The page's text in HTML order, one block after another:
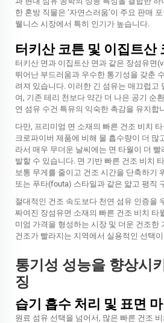
한 혼방 직물은 ‘자연스러움’이 주요 판매
웰니스 시장에서 특히 인기가 높습니다.
터키산 코튼 및 이집트산
터키산 면과 이집트산 면과 같은 장섬유면
뛰어난 부드러움과 우수한 통기성을 갖춘
려져 있습니다. 이러한 긴 섬유는 매끄럽고
여, 기존 테리 천보다 약간 더 나은 공기 순
연 섬유 수건 특유의 익숙한 촉감을 유지합
다만, 프리미엄 면 소재의 빠른 건조 비치
크로파이버 제품에 비해 물 흡수량이 더 많
라서 매우 무더운 날씨에는 면 타월이 더
발할 수 있습니다. 면 기반 빠른 건조 비치
보통 무게를 줄이고 건조 시간을 단축하기
또는 푸타(fouta) 스타일과 같은 얇고 평직
절대적인 건조 속도보다 천연 섬유 인증을
짜여진 장섬유면 소재의 빠른 건조 비치 타
미엄 가격을 형성하는 시장 및 더운 건조한
건조가 빨라지는 지역에서 실용적인 선택
통기성 성능을 향상시
징
습기 흡수 처리 및 표면
원료 섬유 선택을 넘어서, 많은 빠른 건조